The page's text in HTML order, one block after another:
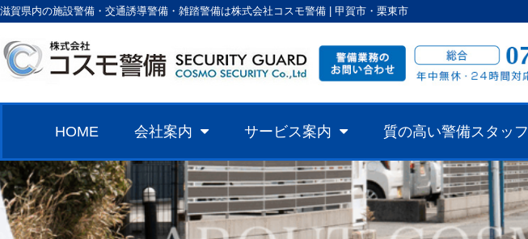
滋賀県内の施設警備・交通誘導警備・雑踏警備は株式会社コスモ警備 | 甲賀市・栗東市
HOME 会社案内 サービス案内 質の高い警備スタッフ